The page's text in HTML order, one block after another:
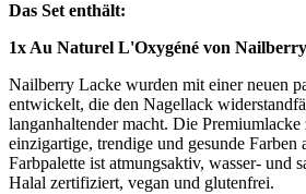
Das Set enthält:
1x Au Naturel L'Oxygéné von Nailberry
Nailberry Lacke wurden mit einer neuen
entwickelt, die den Nagellack
langanhaltender macht. Die Premiumlacke
einzigartige, trendige und gesunde Farben
Farbpalette ist atmungsaktiv, wasser- und
Halal zertifiziert, vegan und glutenfrei.